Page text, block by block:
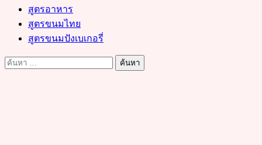
สูตรอาหาร
สูตรขนมไทย
สูตรขนมปังเบเกอรี่
ค้นหา